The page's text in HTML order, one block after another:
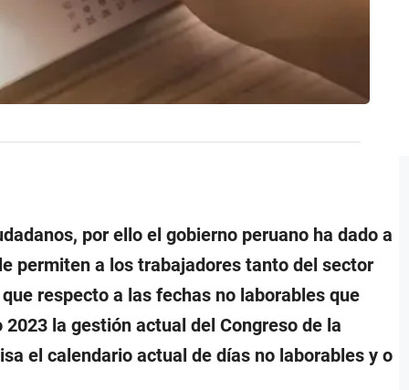
por ello el gobierno peruano ha dado a
permiten a los trabajadores tanto del sector
respecto a las fechas no laborables que
la gestión actual del Congreso de la
el calendario actual de días no laborables y o